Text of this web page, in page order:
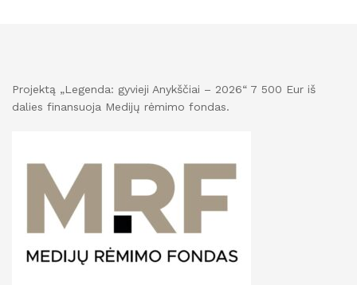
Projektą „Legenda: gyvieji Anykščiai – 2026“ 7 500 Eur iš
dalies finansuoja Medijų rėmimo fondas.